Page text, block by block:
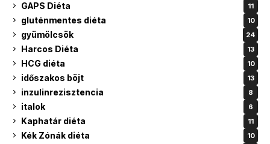
GAPS Diéta 11
gluténmentes diéta 10
gyümölcsök 24
Harcos Diéta 13
HCG diéta 10
időszakos böjt 13
inzulinrezisztencia 8
italok 6
Kaphatár diéta 11
Kék Zónák diéta 10